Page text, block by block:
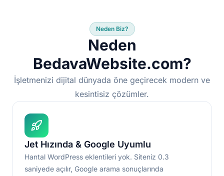
Neden Biz?
Neden
BedavaWebsite.com?
İşletmenizi dijital dünyada öne geçirecek modern ve
kesintisiz çözümler.
Jet Hızında & Google Uyumlu
Hantal WordPress eklentileri yok. Siteniz 0.3
saniyede açılır, Google arama sonuçlarında